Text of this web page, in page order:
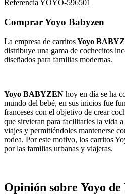
Referencia YOYO-596501
Comprar Yoyo Babyzen
La empresa de carritosYoyo
distribuye una gama de cochecitos
diseñados para familias modernas.
Yoyo BABYZEN hoy en día se ha
mundo del bebé, en sus inicios fue
franceses con el objetivo de crear
que sirvieran para facilitarles la vida
viajes y permitiéndoles mantenerse
rodea. Por este motivo, los carritos
por las familias urbanas y viajeras.
Opinión sobre Yoyo de